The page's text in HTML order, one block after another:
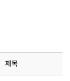
제목